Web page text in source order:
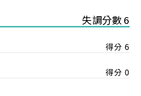
失調分數 6
得分 6
得分 0